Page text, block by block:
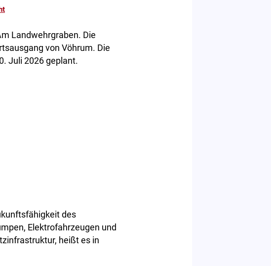
Landwehrgraben. Die
von Vöhrum. Die
Juli 2026 geplant.
des
Elektrofahrzeugen und
heißt es in